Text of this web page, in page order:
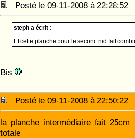
Posté le 09-11-2008 à 22:28:52
steph a écrit :
Et cette planche pour le second nid fait
Bis
Posté le 09-11-2008 à 22:50:22
la planche intermédiaire fait
totale